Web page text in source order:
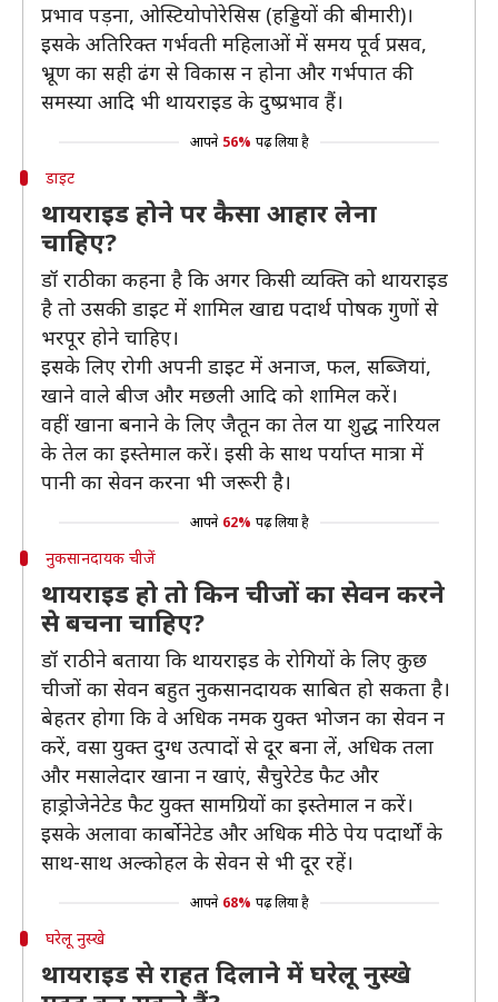
प्रभाव पड़ना, ओस्टियोपोरेसिस (हड्डियों की बीमारी)।
इसके अतिरिक्त गर्भवती महिलाओं में समय पूर्व प्रसव,
भ्रूण का सही ढंग से विकास न होना और गर्भपात की
समस्या आदि भी थायराइड के दुष्प्रभाव हैं।
आपने 56% पढ़ लिया है
डाइट
थायराइड होने पर कैसा आहार लेना
चाहिए?
डॉ राठी का कहना है कि अगर किसी व्यक्ति को थायराइड
है तो उसकी डाइट में शामिल खाद्य पदार्थ पोषक गुणों से
भरपूर होने चाहिए।
इसके लिए रोगी अपनी डाइट में अनाज, फल, सब्जियां,
खाने वाले बीज और मछली आदि को शामिल करें।
वहीं खाना बनाने के लिए जैतून का तेल या शुद्ध नारियल
के तेल का इस्तेमाल करें। इसी के साथ पर्याप्त मात्रा में
पानी का सेवन करना भी जरूरी है।
आपने 62% पढ़ लिया है
नुकसानदायक चीजें
थायराइड हो तो किन चीजों का सेवन करने
से बचना चाहिए?
डॉ राठी ने बताया कि थायराइड के रोगियों के लिए कुछ
चीजों का सेवन बहुत नुकसानदायक साबित हो सकता है।
बेहतर होगा कि वे अधिक नमक युक्त भोजन का सेवन न
करें, वसा युक्त दुग्ध उत्पादों से दूर बना लें, अधिक तला
और मसालेदार खाना न खाएं, सैचुरेटेड फैट और
हाड्रोजेनेटेड फैट युक्त सामग्रियों का इस्तेमाल न करें।
इसके अलावा कार्बोनेटेड और अधिक मीठे पेय पदार्थों के
साथ-साथ अल्कोहल के सेवन से भी दूर रहें।
आपने 68% पढ़ लिया है
घरेलू नुस्खे
थायराइड से राहत दिलाने में घरेलू नुस्खे